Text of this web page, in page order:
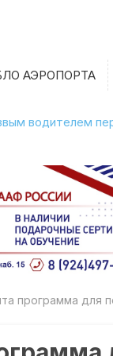
АЭРОПОРТА
водителем
программа для